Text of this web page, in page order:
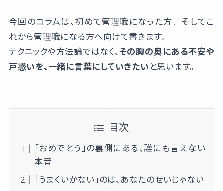
今回のコラムは、初めて管理職になった方、そしてこ
れから管理職になる方へ向けて書きます。
テクニックや方法論ではなく、 その胸の奥にある不安や
戸惑いを、一緒に言葉にしていきたい と思います。
目次
「おめでとう」の裏側にある、誰にも言えない
本音
「うまくいかない」のは、あなたのせいじゃない